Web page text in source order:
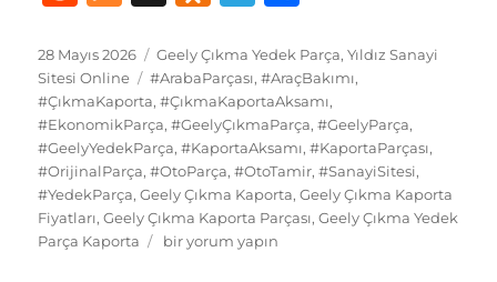
c
e
b
o
o
k
st
o
d
o
n
ai
l
e
s
k
y
te
re
st
s
A
p
p
bl
r
g e
d
di
t
n
o
kl
a
ss
ni
e
g
r
a
m
a
re
Yayın
tarihi
28 Mayıs 2026 Kategoriler
Geely Çıkma Yedek Parça,Yıldız Sanayi
Sitesi Online
Etiketler
#ArabaParçası,#AraçBakımı,
#ÇıkmaKaporta,#ÇıkmaKaportaAksamı,
#EkonomikParça,#GeelyÇıkmaParça,#GeelyParça,
#GeelyYedekParça,#KaportaAksamı,#KaportaParçası,
#OrijinalParça,#OtoParça,#OtoTamir,#SanayiSitesi,
#YedekParça,Geely Çıkma Kaporta,Geely Çıkma Kaporta
Fiyatları,Geely Çıkma Kaporta Parçası,Geely Çıkma Yedek
Parça Kaporta
Geely
bir yorum yapın